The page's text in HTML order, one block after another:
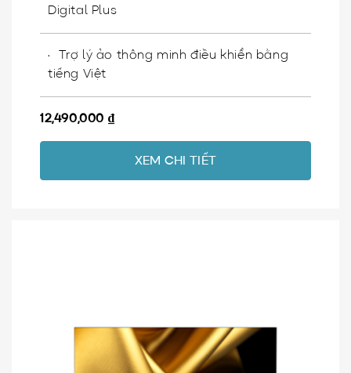
Digital Plus
Trợ lý ảo thông minh điều khiển bằng
tiếng Việt
12,490,000 ₫
XEM CHI TIẾT